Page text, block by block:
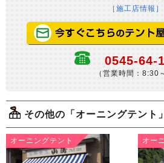
［施工店情報］
0545-64-
（営業時間：8:30
その他の「オーニングテント
オーニングテント オー